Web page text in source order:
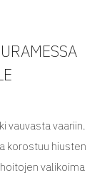
vauvasta vaariin.
korostuu hiusten
valikoima